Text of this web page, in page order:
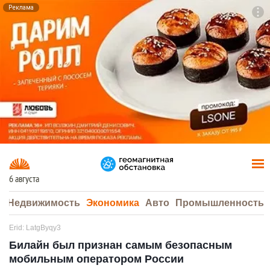
Реклама
6 августа
Недвижимость Экономика Авто Промышленность
Erid: LatgByqy3
Билайн был признан самым безопасным
мобильным оператором России